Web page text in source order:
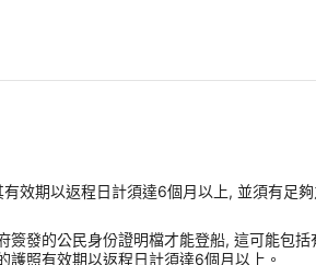
效期以返程日計須達6個月以上, 並須有足
簽發的公民身份證明檔才能登船, 這可能包
護照有效期以返程日計須達6個月以上。